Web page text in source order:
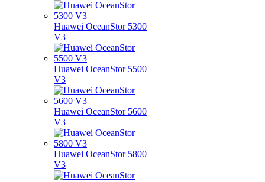
Huawei OceanStor 5300
V3
Huawei OceanStor 5500
V3
Huawei OceanStor 5600
V3
Huawei OceanStor 5800
V3